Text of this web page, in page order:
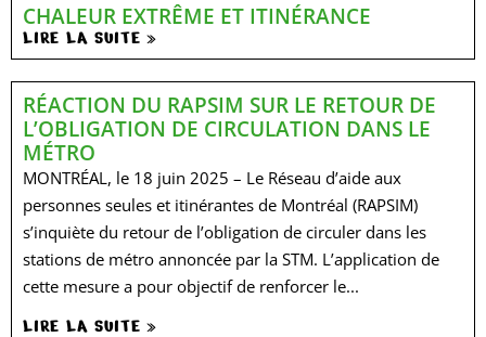
CHALEUR EXTRÊME ET ITINÉRANCE
LIRE LA SUITE »
RÉACTION DU RAPSIM SUR LE RETOUR DE
L’OBLIGATION DE CIRCULATION DANS LE
MÉTRO
MONTRÉAL, le 18 juin 2025 – Le Réseau d’aide aux
personnes seules et itinérantes de Montréal (RAPSIM)
s’inquiète du retour de l’obligation de circuler dans les
stations de métro annoncée par la STM. L’application de
cette mesure a pour objectif de renforcer le...
LIRE LA SUITE »